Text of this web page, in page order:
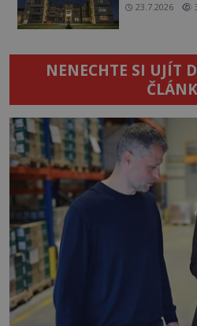
23.7.2026
NENECHTE SI UJÍT